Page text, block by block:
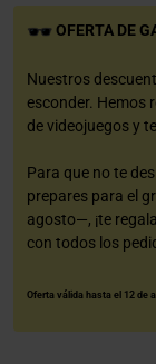
OFERTA DE
Nuestros
esconder. Hemos
de videojuegos y
Para que no te
prepares para el
agosto—, ¡te
con todos los
Oferta válida hasta el 12 de